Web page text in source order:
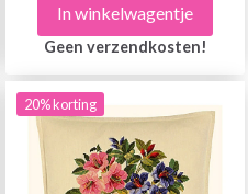
In winkelwagentje
Geen verzendkosten!
20% korting